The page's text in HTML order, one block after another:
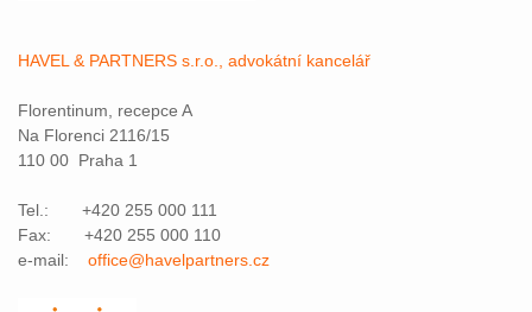
HAVEL & PARTNERS s.r.o., advokátní kancelář
Florentinum, recepce A
Na Florenci 2116/15
110 00 Praha 1
Tel.: +420 255 000 111
Fax: +420 255 000 110
e-mail: office@havelpartners.cz